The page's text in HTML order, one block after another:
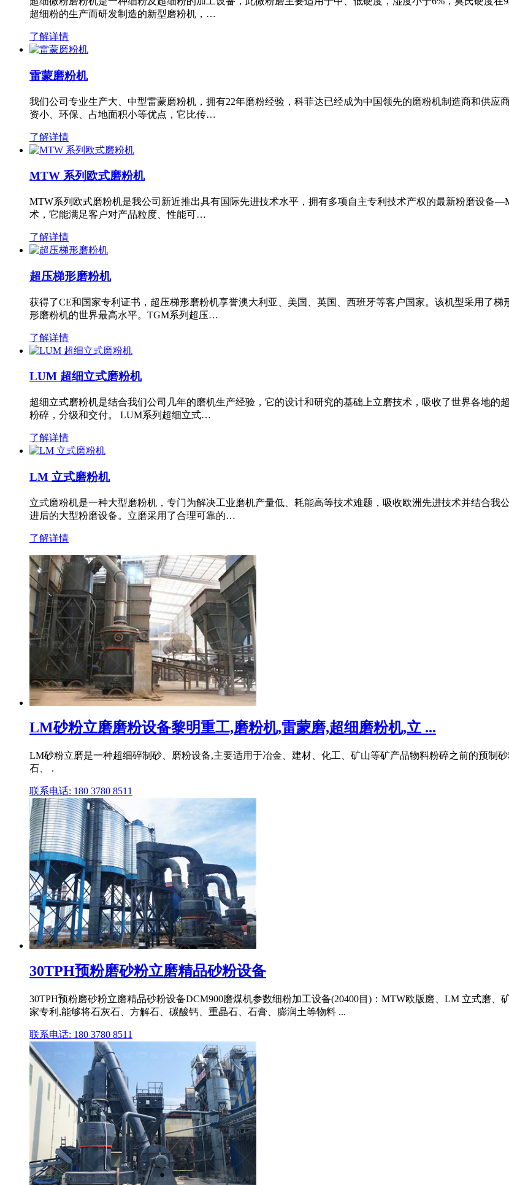
超细粉的生产而研发制造的新型磨粉机，…
了解详情
雷蒙磨粉机
我们公司专业生产大、中型雷蒙磨粉机，拥有22年磨粉经验，科菲达已经成为中国领先的磨粉机制造商和供
资小、环保、占地面积小等优点，它比传…
了解详情
MTW 系列欧式磨粉机
MTW系列欧式磨粉机是我公司新近推出具有国际先进技术水平，拥有多项自主专利技术产权的最新粉磨设备
术，它能满足客户对产品粒度、性能可…
了解详情
超压梯形磨粉机
获得了CE和国家专利证书，超压梯形磨粉机享誉澳大利亚、美国、英国、西班牙等客户国家。该机型采用了
形磨粉机的世界最高水平。TGM系列超压…
了解详情
LUM 超细立式磨粉机
超细立式磨粉机是结合我们公司几年的磨机生产经验，它的设计和研究的基础上立磨技术，吸收了世界各地
粉碎，分级和交付。 LUM系列超细立式…
了解详情
LM 立式磨粉机
立式磨粉机是一种大型磨粉机，专门为解决工业磨机产量低、耗能高等技术难题，吸收欧洲先进技术并结合
进后的大型粉磨设备。立磨采用了合理可靠的…
了解详情
LM砂粉立磨磨粉设备黎明重工,磨粉机,雷蒙磨,超细磨粉机,立 ...
LM砂粉立磨是一种超细碎制砂、磨粉设备,主要适用于冶金、建材、化工、矿山等矿产品物料粉碎之前的预制
石、 .
联系电话: 180 3780 8511
30TPH预粉磨砂粉立磨精品砂粉设备
30TPH预粉磨砂粉立磨精品砂粉设备DCM900磨煤机参数细粉加工设备(20400目)：MTW欧版磨、LM 立式磨
家专利,能够将石灰石、方解石、碳酸钙、重晶石、石膏、膨润土等物料 ...
联系电话: 180 3780 8511